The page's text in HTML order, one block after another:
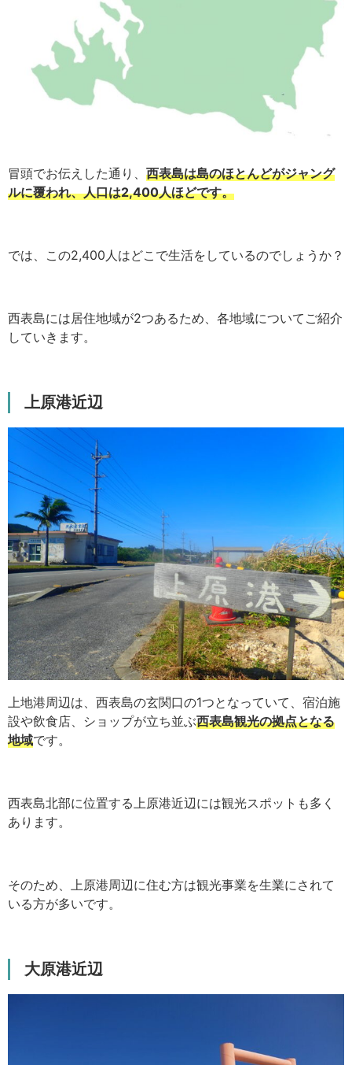
冒頭でお伝えした通り、 西表島は島のほとんどがジャング
ルに覆われ、人口は2,400人ほどです。
では、この2,400人はどこで生活をしているのでしょうか？
西表島には居住地域が2つあるため、各地域についてご紹介
していきます。
上原港近辺
上地港周辺は、西表島の玄関口の1つとなっていて、宿泊施
設や飲食店、ショップが立ち並ぶ西表島観光の拠点となる
地域です。
西表島北部に位置する上原港近辺には観光スポットも多く
あります。
そのため、上原港周辺に住む方は観光事業を生業にされて
いる方が多いです。
大原港近辺